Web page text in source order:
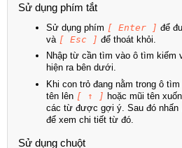
Sử dụng phím tắt
Sử dụng phím [ Enter ] để
và [ Esc ] để thoát khỏi.
Nhập từ cần tìm vào ô tìm
hiện ra bên dưới.
Khi con trỏ đang nằm trong ô
tên lên [ ↑ ] hoặc mũi tên
các từ được gợi ý. Sau đó nhấn
để xem chi tiết từ đó.
Sử dụng chuột